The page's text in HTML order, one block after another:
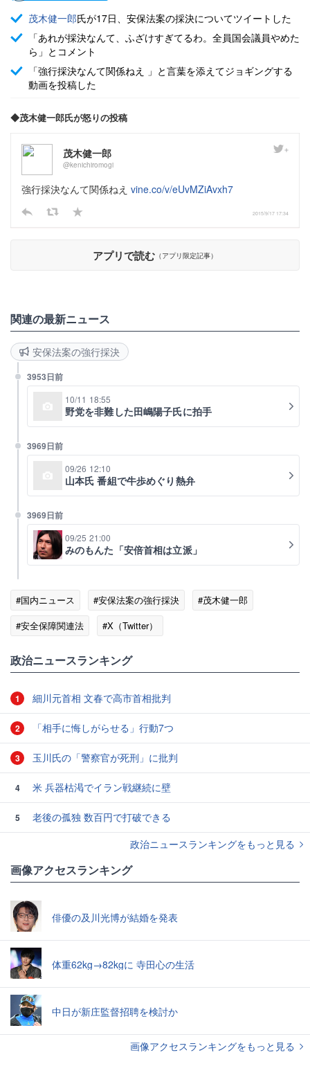
茂木健一郎氏が17日、安保法案の採決についてツイートした
「あれが採決なんて、ふざけすぎてるわ。全員国会議員やめた
ら」とコメント
「強行採決なんて関係ねえ 」と言葉を添えてジョギングする
動画を投稿した
◆茂木健一郎氏が怒りの投稿
茂木健一郎
@kenichiromogi
強行採決なんて関係ねえ vine.co/v/eUvMZiAvxh7
2015/9/17 17:34
アプリで読む （アプリ限定記事）
関連の最新ニュース
安保法案の強行採決
3953日前
10/11 18:55
野党を非難した田嶋陽子氏に拍手
3969日前
09/26 12:10
山本氏 番組で牛歩めぐり熱弁
3969日前
09/25 21:00
みのもんた「安倍首相は立派」
#国内ニュース #安保法案の強行採決
#茂木健一郎
#安全保障関連法
#X（Twitter）
政治ニュースランキング
1 細川元首相 文春で高市首相批判
2 「相手に悔しがらせる」行動7つ
3 玉川氏の「警察官が死刑」に批判
4 米 兵器枯渇でイラン戦継続に壁
5
老後の孤独 数百円で打破できる
政治ニュースランキングをもっと見る
画像アクセスランキング
俳優の及川光博が結婚を発表
体重62kg→82kgに 寺田心の生活
中日が新庄監督招聘を検討か
画像アクセスランキングをもっと見る